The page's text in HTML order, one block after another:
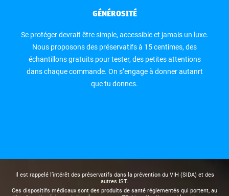
GÉNÉROSITÉ
Se protéger devrait être simple, accessible et jamais un luxe.
Nous proposons des préservatifs à 15 centimes, des
échantillons gratuits pour tester, des petites attentions
dans chaque commande. On s’engage à donner autanrt
que tu donnes.
Il est rappelé l’intérêt des préservatifs dans la prévention du VIH (SIDA) et des
autres IST.
Ces dispositifs médicaux sont des produits de santé réglementés qui portent, au